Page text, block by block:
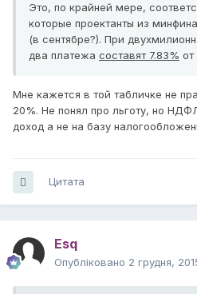
Это, по крайней мере,
которые проектанты из
(в сентябре?). При
два платежа составят 7.83%
Мне кажется в той табличке не
20%. Не понял про льготу, но
доход а не на базу
Цитата
Esq
Опубліковано 2 грудня,